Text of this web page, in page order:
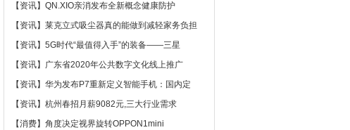
【资讯】 QN.XIO亲消发布全新概念健康防护
【资讯】 莱克立式吸尘器真的能做到减轻家务负担
【资讯】 5G时代“最值得入手”的装备——三星
【资讯】 广东省2020年公共数字文化线上推广
【资讯】 华为发布P7重新定义智能手机：国内定
【资讯】 杭州春招月薪9082元,三大行业需求
【消费】 角度决定视界旋转OPPON1mini